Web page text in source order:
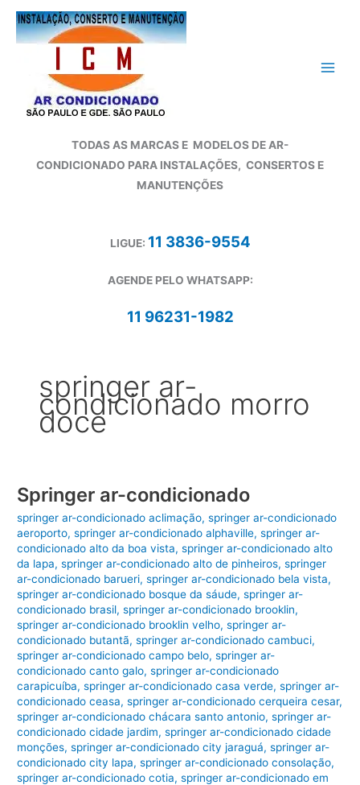
para
TODAS AS MARCAS E MODELOS DE AR-
CONDICIONADO PARA INSTALAÇÕES, CONSERTOS E
MANUTENÇÕES
LIGUE: 11 3836-9554
AGENDE PELO WHATSAPP:
11 96231-1982
springer ar-
condicionado morro
doce
Springer ar-condicionado
springer ar-condicionado aclimação,springer ar-condicionado
aeroporto,springer ar-condicionado alphaville,springer ar-
condicionado alto da boa vista,springer ar-condicionado alto
da lapa,springer ar-condicionado alto de pinheiros,springer
ar-condicionado barueri,springer ar-condicionado bela vista,
springer ar-condicionado bosque da sáude,springer ar-
condicionado brasil,springer ar-condicionado brooklin,
springer ar-condicionado brooklin velho,springer ar-
condicionado butantã,springer ar-condicionado cambuci,
springer ar-condicionado campo belo,springer ar-
condicionado canto galo,springer ar-condicionado
carapicuíba,springer ar-condicionado casa verde,springer ar-
condicionado ceasa,springer ar-condicionado cerqueira cesar,
springer ar-condicionado chácara santo antonio,springer ar-
condicionado cidade jardim,springer ar-condicionado cidade
monções,springer ar-condicionado city jaraguá,springer ar-
condicionado city lapa,springer ar-condicionado consolação,
springer ar-condicionado cotia,springer ar-condicionado em